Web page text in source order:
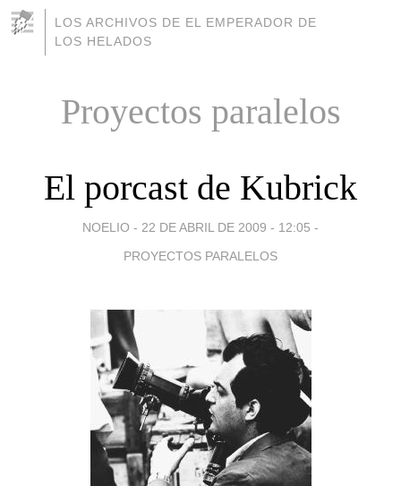
LOS ARCHIVOS DE EL EMPERADOR DE
LOS HELADOS
Proyectos paralelos
El porcast de Kubrick
NOELIO - 22 DE ABRIL DE 2009 - 12:05 -
PROYECTOS PARALELOS